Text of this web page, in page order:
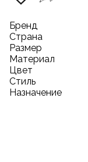
Бренд
Страна
Размер
Материал
Цвет
Стиль
Назначение